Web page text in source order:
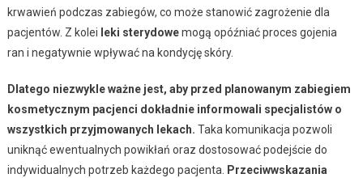
krwawień podczas zabiegów, co może stanowić zagrożenie dla
pacjentów. Z kolei leki sterydowemogą opóźniać proces gojenia
ran i negatywnie wpływać na kondycję skóry.
Dlatego niezwykle ważne jest, aby przed planowanym zabiegiem
kosmetycznym pacjenci dokładnie informowali specjalistów o
wszystkich przyjmowanych lekach. Taka komunikacja pozwoli
uniknąć ewentualnych powikłań oraz dostosować podejście do
indywidualnych potrzeb każdego pacjenta.
Przeciwwskazania